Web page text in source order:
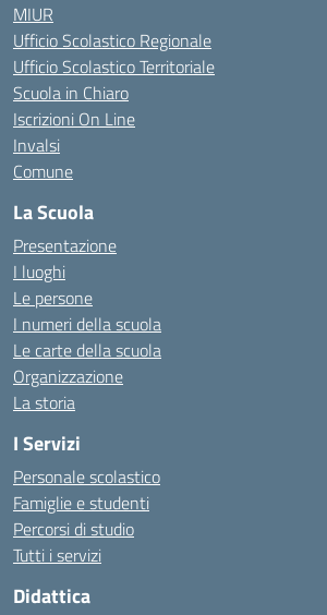
MIUR
Ufficio Scolastico Regionale
Ufficio Scolastico Territoriale
Scuola in Chiaro
Iscrizioni On Line
Invalsi
Comune
La Scuola
Presentazione
I luoghi
Le persone
I numeri della scuola
Le carte della scuola
Organizzazione
La storia
I Servizi
Personale scolastico
Famiglie e studenti
Percorsi di studio
Tutti i servizi
Didattica